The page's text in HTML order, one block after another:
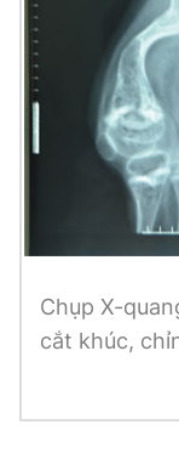
Giấy phép xuất
© 2003-2026 Bản
chép dưới mọi
bản. Phát triển bởi
Chụp X-
cắt khúc,